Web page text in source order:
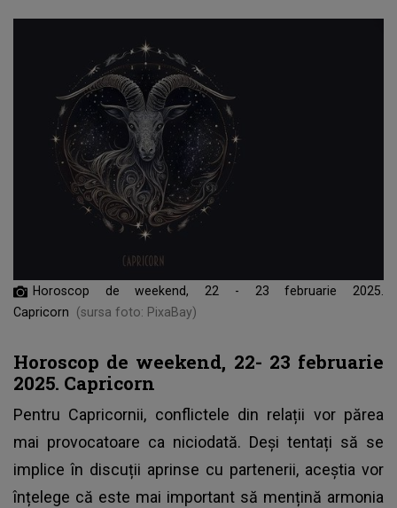
Horoscop de weekend, 22 - 23 februarie 2025.
Capricorn
(sursa foto: PixaBay)
Horoscop de weekend, 22- 23 februarie
2025. Capricorn
Pentru Capricornii, conflictele din relații vor părea
mai provocatoare ca niciodată. Deși tentați să se
implice în discuții aprinse cu partenerii, aceștia vor
înțelege că este mai important să mențină armonia